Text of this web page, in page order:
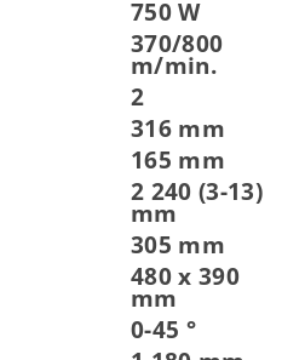
750 W
370/800
m/min.
2
316 mm
165 mm
2 240 (3-13)
mm
305 mm
480 x 390
mm
0-45 °